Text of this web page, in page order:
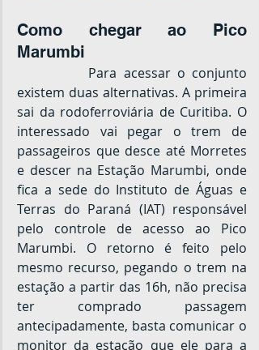
Como chegar ao Pico
Marumbi
existem duas alternativas. A primeira
sai da rodoferroviária de Curitiba. O
interessado vai pegar o trem de
passageiros que desce até Morretes
e descer na Estação Marumbi, onde
fica a sede do Instituto de Águas e
Terras do Paraná (IAT) responsável
pelo controle de acesso ao Pico
Marumbi. O retorno é feito pelo
mesmo recurso, pegando o trem na
estação a partir das 16h, não precisa
ter comprado passagem
antecipadamente, basta comunicar o
monitor da estação que ele para a